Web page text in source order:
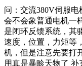
问：交流380V伺服电
会不会象普通电机一
是闭环反馈系统，其
速度，位置，力矩等
机，但是注意先要打
用真是暴畛天物了